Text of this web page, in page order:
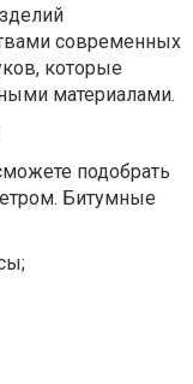
современных
которые
материалами.
подобрать
Битумные